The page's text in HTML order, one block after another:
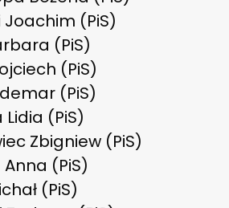
Joachim (PiS)
(PiS)
(PiS)
(PiS)
(PiS)
Zbigniew (PiS)
(PiS)
(PiS)